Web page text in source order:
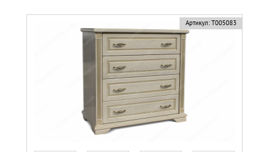
Артикул: Т005083